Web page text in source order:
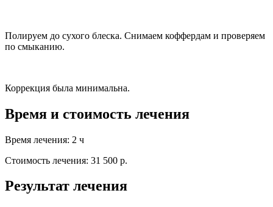
Полируем до сухого блеска. Снимаем коффердам и проверяем
по смыканию.
Коррекция была минимальна.
Время и стоимость лечения
Время лечения: 2 ч
Стоимость лечения: 31 500 р.
Результат лечения